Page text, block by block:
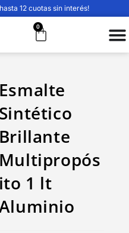
12 cuotas sin interés!
0
Esmalte
Sintético
Brillante
Multipropós
ito 1 lt